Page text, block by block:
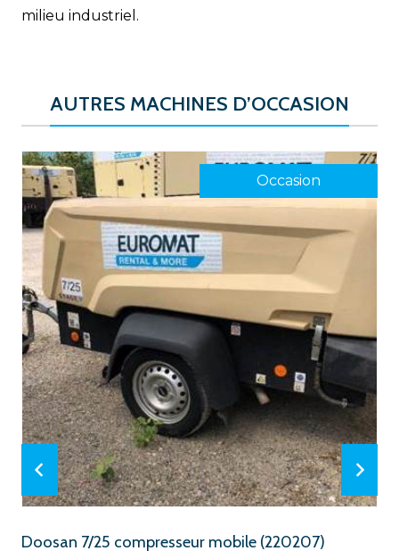
milieu industriel.
AUTRES MACHINES D’OCCASION
Occasion
Doosan 7/25 compresseur mobile (220207)